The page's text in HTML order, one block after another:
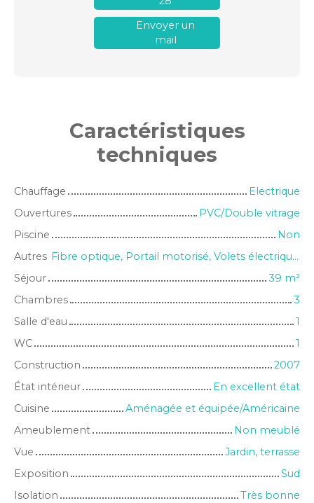
Envoyer un
mail
Caractéristiques
techniques
Chauffage
Electrique
Ouvertures
PVC/Double vitrage
Piscine
Non
Autres
Fibre optique, Portail motorisé, Volets électriques
Séjour
39 m²
Chambres
3
Salle d'eau
1
WC
1
Construction
2007
État intérieur
En excellent état
Cuisine
Aménagée et équipée/Américaine
Ameublement
Non meublé
Vue
Jardin, terrasse
Exposition
Sud
Isolation
Très bonne